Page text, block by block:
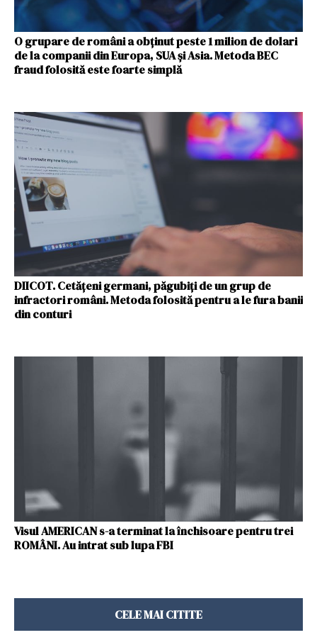
O grupare de români a obținut peste 1 milion de dolari
de la companii din Europa, SUA și Asia. Metoda BEC
fraud folosită este foarte simplă
DIICOT. Cetăţeni germani, păgubiţi de un grup de
infractori români. Metoda folosită pentru a le fura banii
din conturi
Visul AMERICAN s-a terminat la închisoare pentru trei
ROMÂNI. Au intrat sub lupa FBI
CELE MAI CITITE